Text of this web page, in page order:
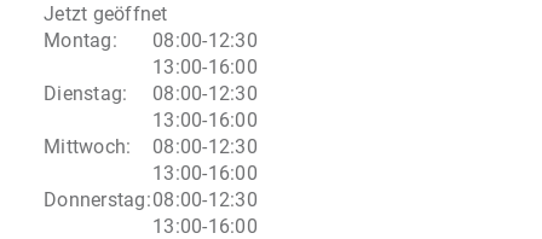
Jetzt geöffnet
Montag:
08:00-12:30
13:00-16:00
Dienstag:
08:00-12:30
13:00-16:00
Mittwoch:
08:00-12:30
13:00-16:00
Donnerstag:08:00-12:30
13:00-16:00